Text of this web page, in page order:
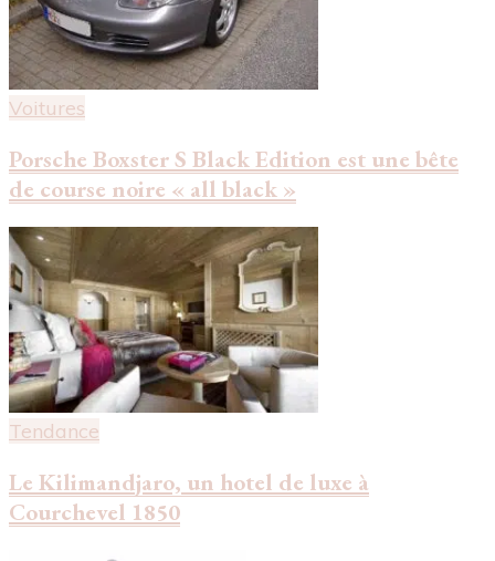
Voitures
Porsche Boxster S Black Edition est une bête
de course noire « all black »
Tendance
Le Kilimandjaro, un hotel de luxe à
Courchevel 1850